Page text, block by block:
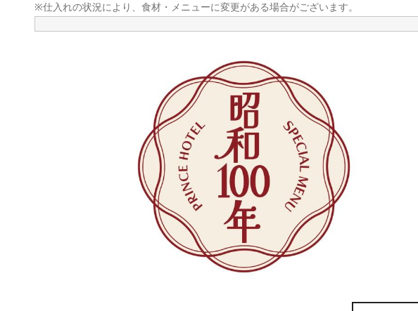
※仕入れの状況により、食材・メニューに変更がある場合がございます。